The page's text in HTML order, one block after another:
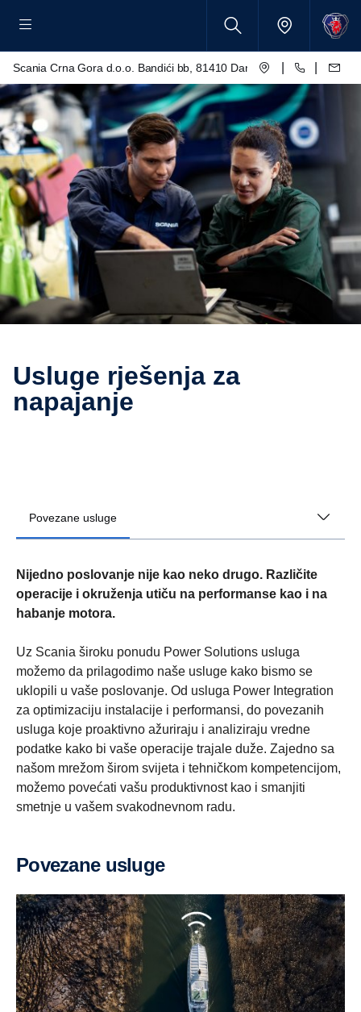
Scania Crna Gora d.o.o. Bandići bb, 81410 Danilovgrad
Usluge rješenja za
napajanje
Povezane usluge
Nijedno poslovanje nije kao neko drugo. Različite
operacije i okruženja utiču na performanse kao i na
habanje motora.
Uz Scania široku ponudu Power Solutions usluga
možemo da prilagodimo naše usluge kako bismo se
uklopili u vaše poslovanje. Od usluga Power Integration
za optimizaciju instalacije i performansi, do povezanih
usluga koje proaktivno ažuriraju i analiziraju vredne
podatke kako bi vaše operacije trajale duže. Zajedno sa
našom mrežom širom svijeta i tehničkom kompetencijom,
možemo povećati vašu produktivnost kao i smanjiti
smetnje u vašem svakodnevnom radu.
Povezane usluge